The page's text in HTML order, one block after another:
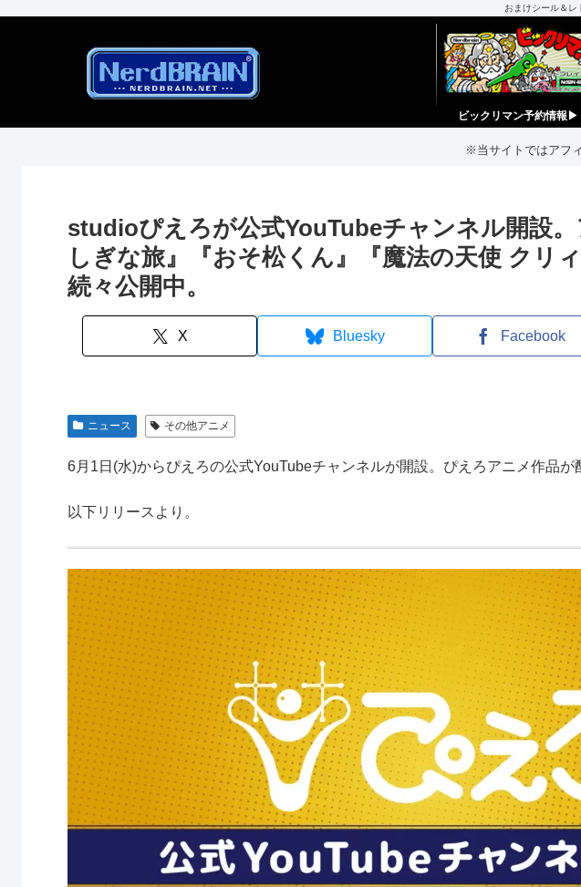
おまけシール＆レ
ビックリマン予約情報▶︎
※当サイトではアフ
studioぴえろが公式YouTubeチャンネル開設
しぎな旅』『おそ松くん』『魔法の天使 クリ
続々公開中。
X Bluesky Facebook
ニュース その他アニメ
6月1日(水)からぴえろの公式YouTubeチャンネルが開設。ぴえろアニメ作品が
以下リリースより。